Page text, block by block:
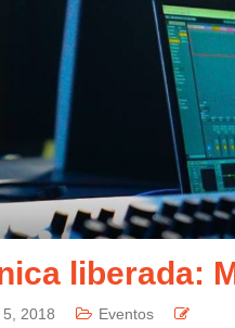
liberada:
5, 2018 Eventos